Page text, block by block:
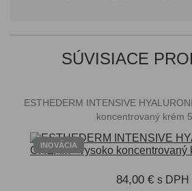
SÚVISIACE
ESTHEDERM INTENSIVE
koncentrovaný krém
INOVÁCIA
84,00 € s DPH